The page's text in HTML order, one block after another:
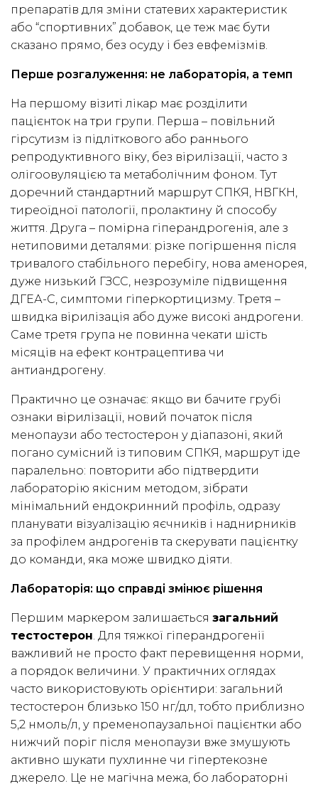
препаратів для зміни статевих характеристик
або “спортивних” добавок, це теж має бути
сказано прямо, без осуду і без евфемізмів.
Перше розгалуження: не лабораторія, а темп
На першому візиті лікар має розділити
пацієнток на три групи. Перша – повільний
гірсутизм із підліткового або раннього
репродуктивного віку, без вірилізації, часто з
олігоовуляцією та метаболічним фоном. Тут
доречний стандартний маршрут СПКЯ, НВГКН,
тиреоїдної патології, пролактину й способу
життя. Друга – помірна гіперандрогенія, але з
нетиповими деталями: різке погіршення після
тривалого стабільного перебігу, нова аменорея,
дуже низький ГЗСС, незрозуміле підвищення
ДГЕА-С, симптоми гіперкортицизму. Третя –
швидка вірилізація або дуже високі андрогени.
Саме третя група не повинна чекати шість
місяців на ефект контрацептива чи
антиандрогену.
Практично це означає: якщо ви бачите грубі
ознаки вірилізації, новий початок після
менопаузи або тестостерон у діапазоні, який
погано сумісний із типовим СПКЯ, маршрут іде
паралельно: повторити або підтвердити
лабораторію якісним методом, зібрати
мінімальний ендокринний профіль, одразу
планувати візуалізацію яєчників і наднирників
за профілем андрогенів та скерувати пацієнтку
до команди, яка може швидко діяти.
Лабораторія: що справді змінює рішення
Першим маркером залишається загальний
тестостерон. Для тяжкої гіперандрогенії
важливий не просто факт перевищення норми,
а порядок величини. У практичних оглядах
часто використовують орієнтири: загальний
тестостерон близько 150 нг/дл, тобто приблизно
5,2 нмоль/л, у пременопаузальної пацієнтки або
нижчий поріг після менопаузи вже змушують
активно шукати пухлинне чи гіпертекозне
джерело. Це не магічна межа, бо лабораторні